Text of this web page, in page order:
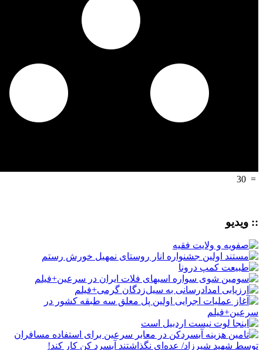
=
30
:: ویدیو